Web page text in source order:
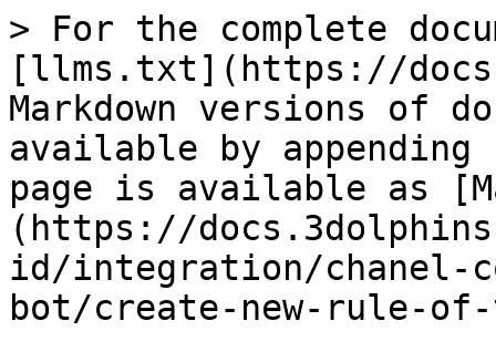
> For the complete
[llms.txt](https://
Markdown versions of
available by
page is available as
(https://
id/integration/chanel-
bot/create-new-rule-